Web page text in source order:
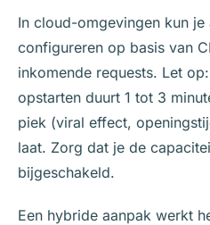
In cloud-omgevingen kun je
configureren op basis van
inkomende requests. Let
opstarten duurt 1 tot 3
piek (viral effect,
laat. Zorg dat je de
bijgeschakeld.
Een hybride aanpak werkt